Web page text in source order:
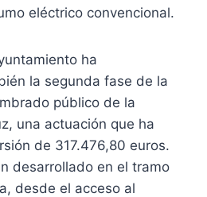
eléctrico convencional.
ha
la segunda fase de la
público de la
una actuación que ha
de 317.476,80 euros.
desarrollado en el tramo
desde el acceso al